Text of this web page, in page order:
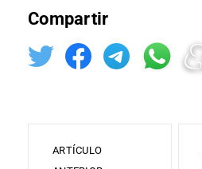
Compartir
ARTÍCULO